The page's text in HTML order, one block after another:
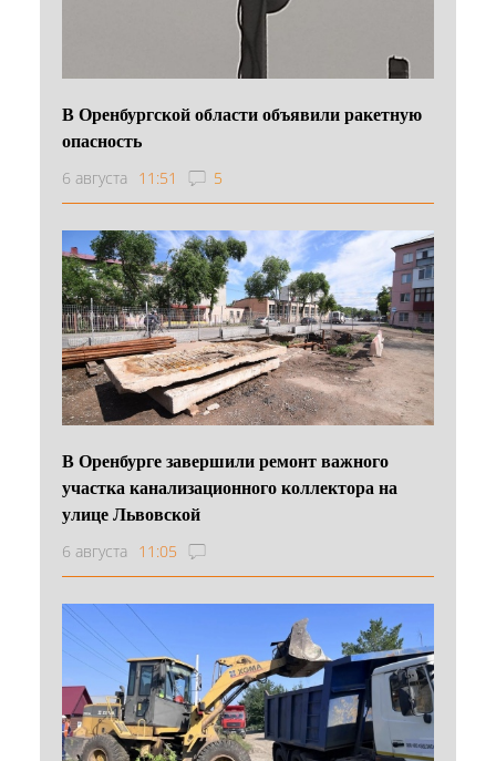
В Оренбургской области объявили ракетную
опасность
6 августа 11:51 5
В Оренбурге завершили ремонт важного
участка канализационного коллектора на
улице Львовской
6 августа 11:05